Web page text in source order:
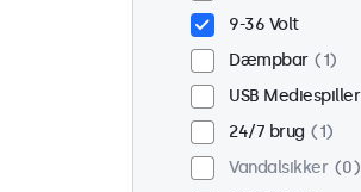
9-36 Volt
Dæmpbar
1
USB Mediespiller
24/7 brug
1
Vandalsikker
0